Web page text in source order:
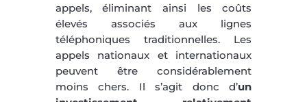
appels, éliminant ainsi les coûts
élevés associés aux lignes
téléphoniques traditionnelles. Les
appels nationaux et internationaux
peuvent être considérablement
moins chers. Il s’agit donc d’un